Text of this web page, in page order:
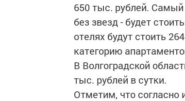
650 тыс. рублей.
без звезд - будет
отелях будут стоить
категорию
В Волгоградской
тыс. рублей в сутки.
Отметим, что согласно